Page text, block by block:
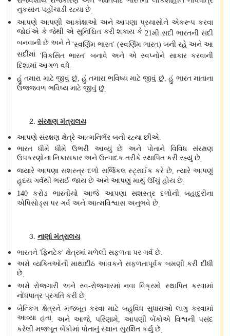
નુકસાન પહોંચાડી રહ્યા છે.
આપણે આપણી આકાંક્ષાઓ અને આપણા પ્રયાસોને એકરૂપ કરવા
જોઈએ કે જેથી એ સુનિશ્ચિત કરી શકાય કે21મી સદી ભારતની સદી
બનવાની છે અને તે'સ્વર્ણિમ ભારત' (સ્વર્ણિમ ભારત) બની રહે અને આ
સદીમાં 'વિકસિત ભારત' બનાવે અને એ સ્વપ્નોને સાકાર કરવાની
દિશામાં આગળ વધે.
હું તમારા માટે જીવું છું, હું તમારા ભવિષ્ય માટે જીવું છું,હું ભારત માતાના
ઉજ્જવળ ભવિષ્ય માટે જીવું છું.
સંરક્ષણ મંત્રાલય
આપણે સંરક્ષણ ક્ષેત્રે આત્મનિર્ભર બની રહ્યા છીએ.
ભારત ધીમે ધીમે ઉભરી આવ્યું છે અને પોતાને વિવિધ સંરક્ષણ
ઉપકરણોના નિકાસકાર અને ઉત્પાદક તરીકે સ્થાપિત કરી રહ્યું છે.
જ્યારે આપણા સશસ્ત્ર દળો સર્જિકલ સ્ટ્રાઈક કરે છે,ત્યારે આપણું
હૃદય ગર્વથી ભરાઈ જાય છે અને આપણું માથું ઊંચું હોય છે.
140કરોડ ભારતીયો આજે આપણા સશસ્ત્ર દળોની બહાદુરીના
એપિસોડ્સ પર ગર્વ અને આત્મવિશ્વાસ અનુભવે છે.
નાણાં મંત્રાલય
ભારતને 'ફિનટેક' ક્ષેત્રમાં મળેલી સફળતા પર ગર્વ છે.
અમે વ્યક્તિઓની માથાદીઠ આવકને સફળતાપૂર્વક બમણી કરી દીધી
છે.
અમે રોજગારી અને સ્વ-રોજગારમાં નવા વિક્રમો સ્થાપિત કરવામાં
નોંધપાત્ર પ્રગતિ કરી છે.
બેન્કિંગ ક્ષેત્રને મજબૂત કરવા માટે બહુવિધ સુધારાઓ લાગુ કરવામાં
આવ્યા હતા. અને આજે, પરિણામે, આપણી બેંકોએ વિશ્વની પસંદ
કરેલી મજબૂત બેંકોમાં પોતાનું સ્થાન સુરક્ષિત કર્યું છે.